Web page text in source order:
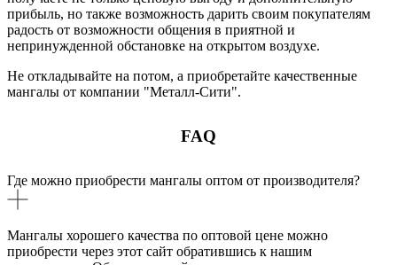
прибыль, но также возможность дарить своим покупателям
радость от возможности общения в приятной и
непринужденной обстановке на открытом воздухе.
Не откладывайте на потом, а приобретайте качественные
мангалы от компании "Металл-Сити".
FAQ
Где можно приобрести мангалы оптом от производителя?
Мангалы хорошего качества по оптовой цене можно
приобрести через этот сайт обратившись к нашим